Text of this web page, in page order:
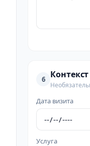
6
Дата визита
Услуга